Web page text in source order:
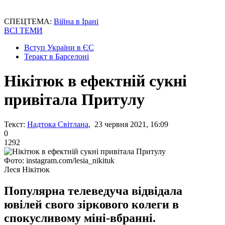
СПЕЦТЕМА: Війна в Ірані
ВСІ ТЕМИ
Вступ України в ЄС
Теракт в Барселоні
Нікітюк в ефектній сукні
привітала Притулу
Текст: Надтока Світлана, 23 червня 2021, 16:09
0
1292
Фото: instagram.com/lesia_nikituk
Леся Нікітюк
Популярна телеведуча відвідала
ювілей свого зіркового колеги в
спокусливому міні-вбранні.